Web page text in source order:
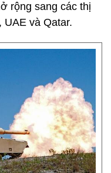
rộng sang các thị
và Qatar.